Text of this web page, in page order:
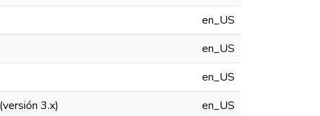
en_US
en_US
en_US
3.x)
en_US